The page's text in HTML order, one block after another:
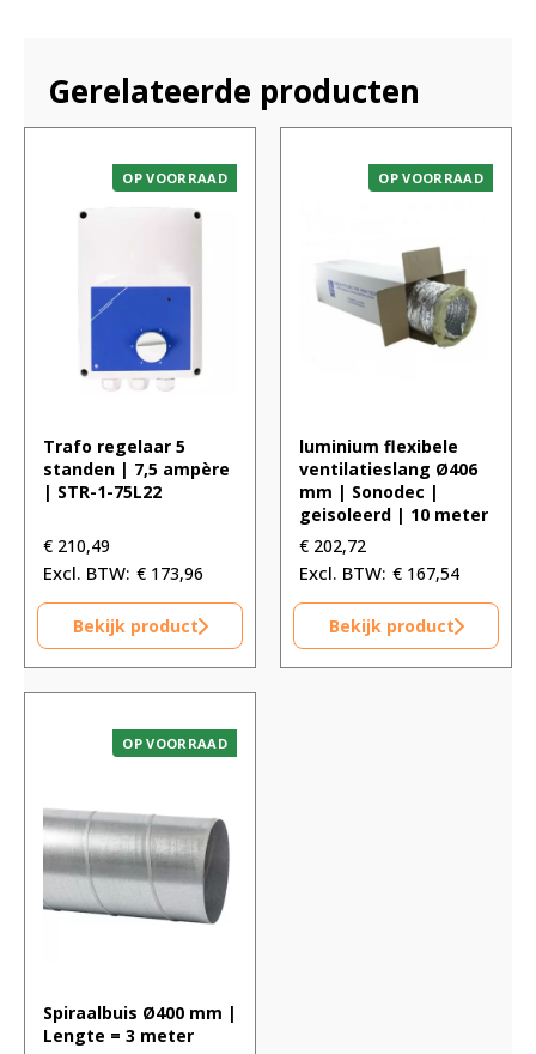
Gerelateerde producten
OP VOORRAAD
Trafo regelaar 5
standen | 7,5 ampère
| STR-1-75L22
€ 210,49
€ 173,96
Bekijk product
OP VOORRAAD
luminium flexibele
ventilatieslang Ø406
mm | Sonodec |
geisoleerd | 10 meter
€ 202,72
€ 167,54
Bekijk product
OP VOORRAAD
Spiraalbuis Ø400 mm |
Lengte = 3 meter